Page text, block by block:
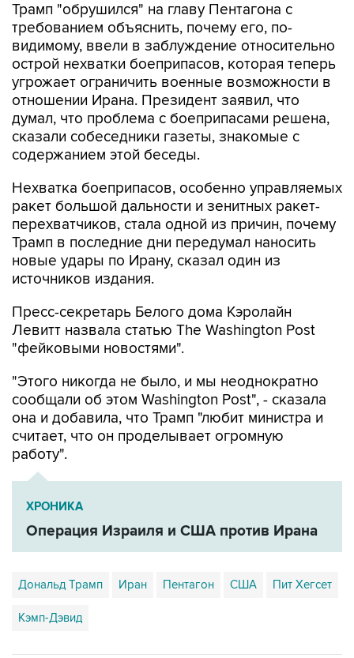
Трамп "обрушился" на главу Пентагона с
требованием объяснить, почему его, по-
видимому, ввели в заблуждение относительно
острой нехватки боеприпасов, которая теперь
угрожает ограничить военные возможности в
отношении Ирана. Президент заявил, что
думал, что проблема с боеприпасами решена,
сказали собеседники газеты, знакомые с
содержанием этой беседы.
Нехватка боеприпасов, особенно управляемых
ракет большой дальности и зенитных ракет-
перехватчиков, стала одной из причин, почему
Трамп в последние дни передумал наносить
новые удары по Ирану, сказал один из
источников издания.
Пресс-секретарь Белого дома Кэролайн
Левитт назвала статью The Washington Post
"фейковыми новостями".
"Этого никогда не было, и мы неоднократно
сообщали об этом Washington Post", - сказала
она и добавила, что Трамп "любит министра и
считает, что он проделывает огромную
работу".
ХРОНИКА
Операция Израиля и США против Ирана
Дональд Трамп Иран Пентагон США Пит Хегсет
Кэмп-Дэвид